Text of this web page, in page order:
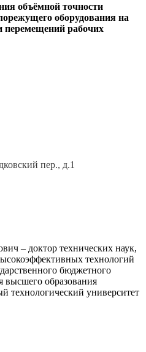
объёмной точности
оборудования на
перемещений рабочих
пер., д.1
– доктор технических наук,
технологий
бюджетного
высшего образования
технологический университет